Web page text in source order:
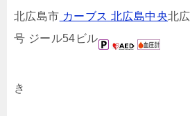
北広島市 カーブス 北広島中央北
号 ジール54ビル
き